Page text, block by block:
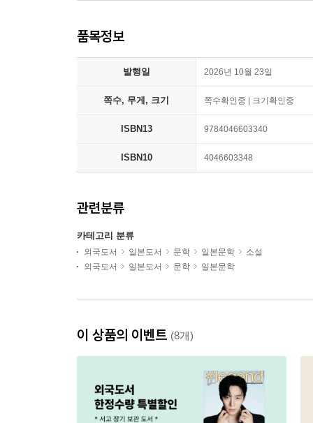
품목정보
발행일 2026년 10월 23일
쪽수, 무게, 크기 쪽수확인중 | 크기확인중
ISBN13 9784046603340
ISBN10 4046603348
관련분류
카테고리 분류
외국도서 일본도서 문학 일본문학
소설
외국도서
일본도서 문학 일본문학
이 상품의 이벤트 (8개)